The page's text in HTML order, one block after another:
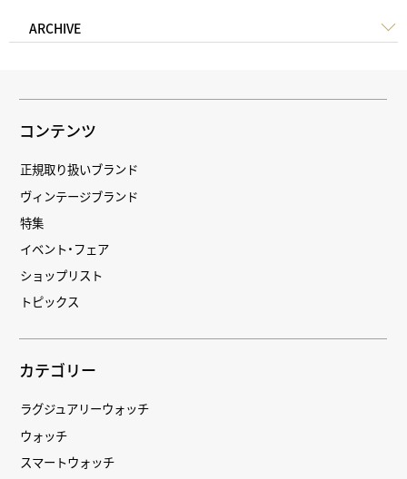
ARCHIVE
コンテンツ
正規取り扱いブランド
ヴィンテージブランド
特集
イベント・フェア
ショップリスト
トピックス
カテゴリー
ラグジュアリーウォッチ
ウォッチ
スマートウォッチ